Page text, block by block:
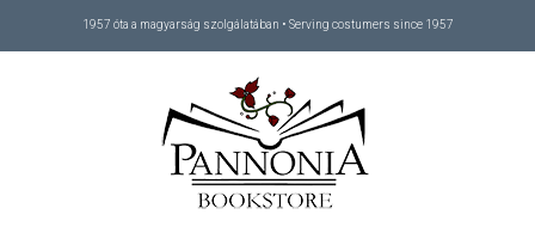
1957 óta a magyarság szolgálatában • Serving costumers since 1957